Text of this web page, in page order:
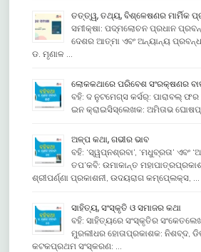
ତତ୍ତ୍ୱ, ତଥ୍ୟ, ବିଶ୍ଳେଷଣର ମାର୍ମିକ
ସମୀକ୍ଷା: ପଦ୍ମଲୋଚନ ପ୍ରଧାନ
ଦେଶର ଆତ୍ମା ଏବଂ ଅନ୍ୟାନ୍ୟ
ଡ. ମୃଣାଳ …
ଲୋକକଥାରେ ପରିବେଶ ସଂରକ୍ଷଣର
ବହି: ଦ ନୁଟମେଗ୍ସ କର୍ସର୍: ପାରାବଲ୍ ଫର
ଇନ କ୍ରାଇସିସ୍ଲେଖକ: ଅମିତାଭ
ଅଳ୍ପ କଥା, ଗଭୀର ଭାବ
ବହି: ‘ସ୍ୱପ୍ନଶ୍ରବା’, ‘ମଧୁବ୍ରତା’ ଏବଂ
ତପ’କବି: ଉମାକାନ୍ତ
ଶ୍ରୀପର୍ଣ୍ଣା ପ୍ରକାଶନୀ, ଉଦୟରାଗ କମ୍ପେ୍ଲକ୍ସ, …
ସାହିତ୍ୟ, ସଂସ୍କୃତି ଓ ସମାଜର କଥା
ବହି: ସାହିତ୍ୟରେ ସଂସ୍କୃତିର
ମୁରଲୀଧର ହୋତାପ୍ରକାଶକ: ନିଶବ୍ଦ,
କଟକପ୍ରଥମ ସଂସ୍କରଣ: …